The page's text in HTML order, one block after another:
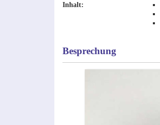
Inhalt:
Besprechung